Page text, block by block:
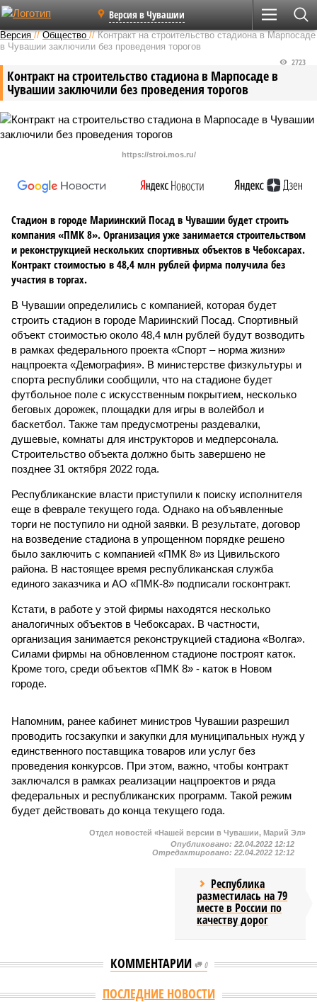
Версия в Чувашии
Версия //Общество //Контракт на строительство стадиона в Марпосаде
в Чувашии заключили без проведения торогов
Контракт на строительство стадиона в Марпосаде в
Чувашии заключили без проведения торогов
2723
https://stroi.mos.ru/
Стадион в городе Мариинский Посад в Чувашии будет строить
компания «ПМК 8». Организация уже занимается строительством
и реконструкцией нескольких спортивных объектов в Чебоксарах.
Контракт стоимостью в 48,4 млн рублей фирма получила без
участия в торгах.
В Чувашии определились с компанией, которая будет
строить стадион в городе Мариинский Посад. Спортивный
объект стоимостью около 48,4 млн рублей будут возводить
в рамках федерального проекта «Спорт – норма жизни»
нацпроекта «Демография». В министерстве физкультуры и
спорта республики сообщили, что на стадионе будет
футбольное поле с искусственным покрытием, несколько
беговых дорожек, площадки для игры в волейбол и
баскетбол. Также там предусмотрены раздевалки,
душевые, комнаты для инструкторов и медперсонала.
Строительство объекта должно быть завершено не
позднее 31 октября 2022 года.
Республиканские власти приступили к поиску исполнителя
еще в феврале текущего года. Однако на объявленные
торги не поступило ни одной заявки. В результате, договор
на возведение стадиона в упрощенном порядке решено
было заключить с компанией «ПМК 8» из Цивильского
района. В настоящее время республиканская служба
единого заказчика и АО «ПМК-8» подписали госконтракт.
Кстати, в работе у этой фирмы находятся несколько
аналогичных объектов в Чебоксарах. В частности,
организация занимается реконструкцией стадиона «Волга».
Силами фирмы на обновленном стадионе построят каток.
Кроме того, среди объектов «ПМК 8» - каток в Новом
городе.
Напомним, ранее кабинет министров Чувашии разрешил
проводить госзакупки и закупки для муниципальных нужд у
единственного поставщика товаров или услуг без
проведения конкурсов. При этом, важно, чтобы контракт
заключался в рамках реализации нацпроектов и ряда
федеральных и республиканских программ. Такой режим
будет действовать до конца текущего года.
Отдел новостей «Нашей версии в Чувашии, Марий Эл»
Опубликовано: 22.04.2022 12:12
Отредактировано: 22.04.2022 12:12
Республика
разместилась на 79
месте в России по
качеству дорог
КОММЕНТАРИИ 0
ПОСЛЕДНИЕ НОВОСТИ